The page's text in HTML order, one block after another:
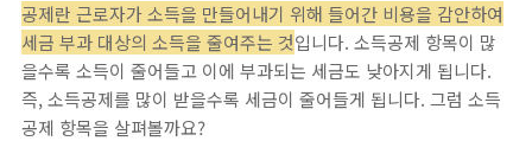
공제란 근로자가 소득을 만들어내기 위해 들어간 비용을 감안하여
세금 부과 대상의 소득을 줄여주는 것입니다. 소득공제 항목이 많
을수록 소득이 줄어들고 이에 부과되는 세금도 낮아지게 됩니다.
즉, 소득공제를 많이 받을수록 세금이 줄어들게 됩니다. 그럼 소득
공제 항목을 살펴볼까요?